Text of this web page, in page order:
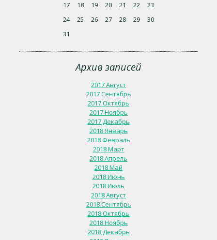
17
18 19 20 21 22
23
24
25 26 27 28 29
30
31
Архив записей
2017 Август
2017 Сентябрь
2017 Октябрь
2017 Ноябрь
2017 Декабрь
2018 Январь
2018 Февраль
2018 Март
2018 Апрель
2018 Май
2018 Июнь
2018 Июль
2018 Август
2018 Сентябрь
2018 Октябрь
2018 Ноябрь
2018 Декабрь